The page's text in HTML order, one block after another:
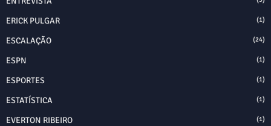
ERICK PULGAR (1)
ESCALAÇÃO (24)
ESPN (1)
ESPORTES (1)
ESTATÍSTICA (1)
EVERTON RIBEIRO (1)